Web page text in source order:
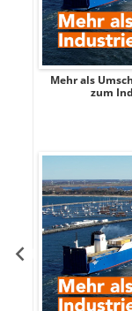
Mehr als
zum